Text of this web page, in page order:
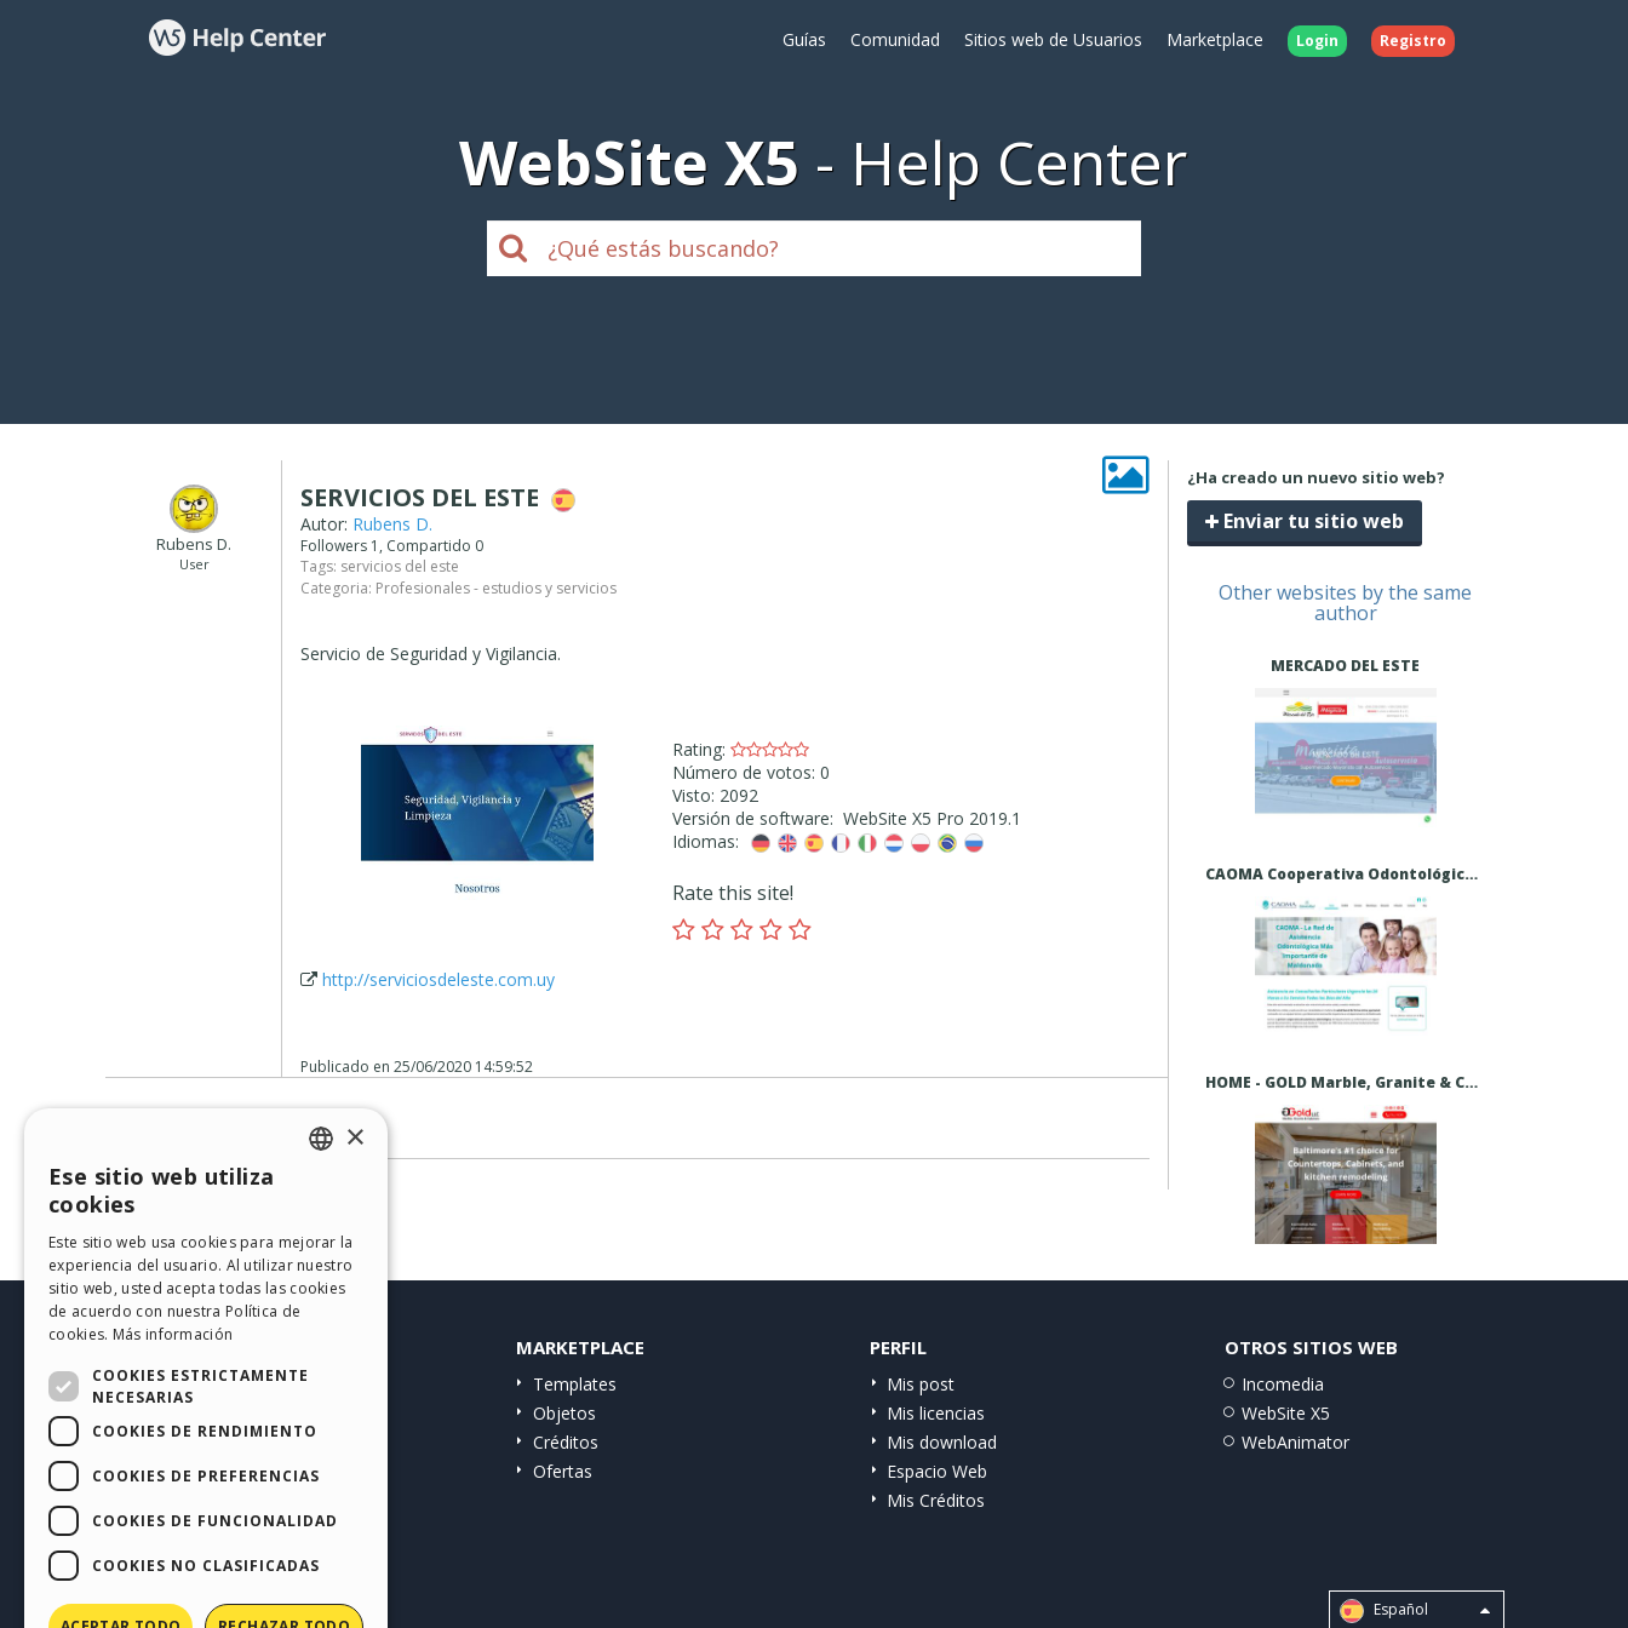
Guías Comunidad Sitios web de Usuarios Marketplace Login Registro
WebSite X5 Help Center
Rubens D.
User
SERVICIOS DEL ESTE
Autor: Rubens D.
Followers 1, Compartido 0
Tags: servicios del este
Categoria: Profesionales - estudios y servicios
Servicio de Seguridad y Vigilancia.
Rating:
Número de votos: 0
Visto: 2092
Versión de software: WebSite X5 Pro 2019.1
Idiomas:
Rate this site!
http://serviciosdeleste.com.uy
Publicado en25/06/2020 14:59:52
No hay comentarios
¿Ha creado un nuevo sitio web?
Enviar tu sitio web
Other websites by the same
author
MERCADO DEL ESTE
CAOMA Cooperativa Odontológica de Maldonado. Servicio de urgencias las 24 horas todos los dias. - CAOMA Cooperativa de Asistencia Odontológica de Maldonado.
HOME - GOLD Marble, Granite & Cabinets
HELP CENTER
Guías
Sitios web de Usuarios
MARKETPLACE
Templates
Objetos
Créditos
Ofertas
PERFIL
Mis post
Mis licencias
Mis download
Espacio Web
Mis Créditos
OTROS SITIOS WEB
Incomedia
WebSite X5
WebAnimator
Español
GERMAN
SPANISH
RUSSIAN
FRENCH
×
Ese sitio web utiliza
cookies
Este sitio web usa cookies para mejorar la
experiencia del usuario. Al utilizar nuestro
sitio web, usted acepta todas las cookies
de acuerdo con nuestra Política de
cookies. Más información
COOKIES ESTRICTAMENTE
NECESARIAS
COOKIES DE RENDIMIENTO
COOKIES DE PREFERENCIAS
COOKIES DE FUNCIONALIDAD
COOKIES NO CLASIFICADAS